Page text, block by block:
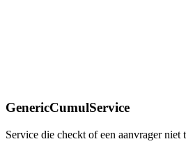
GenericCumulService
Service die checkt of een aanvrager niet